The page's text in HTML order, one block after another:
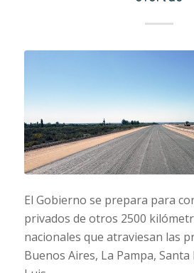
El Gobierno se prepara para
privados de otros 2500
nacionales que atraviesan las
Buenos Aires, La Pampa, Santa